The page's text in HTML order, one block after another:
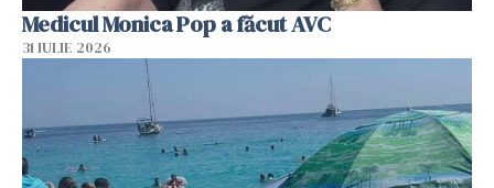
Medicul Monica Pop a făcut AVC
31 IULIE 2026